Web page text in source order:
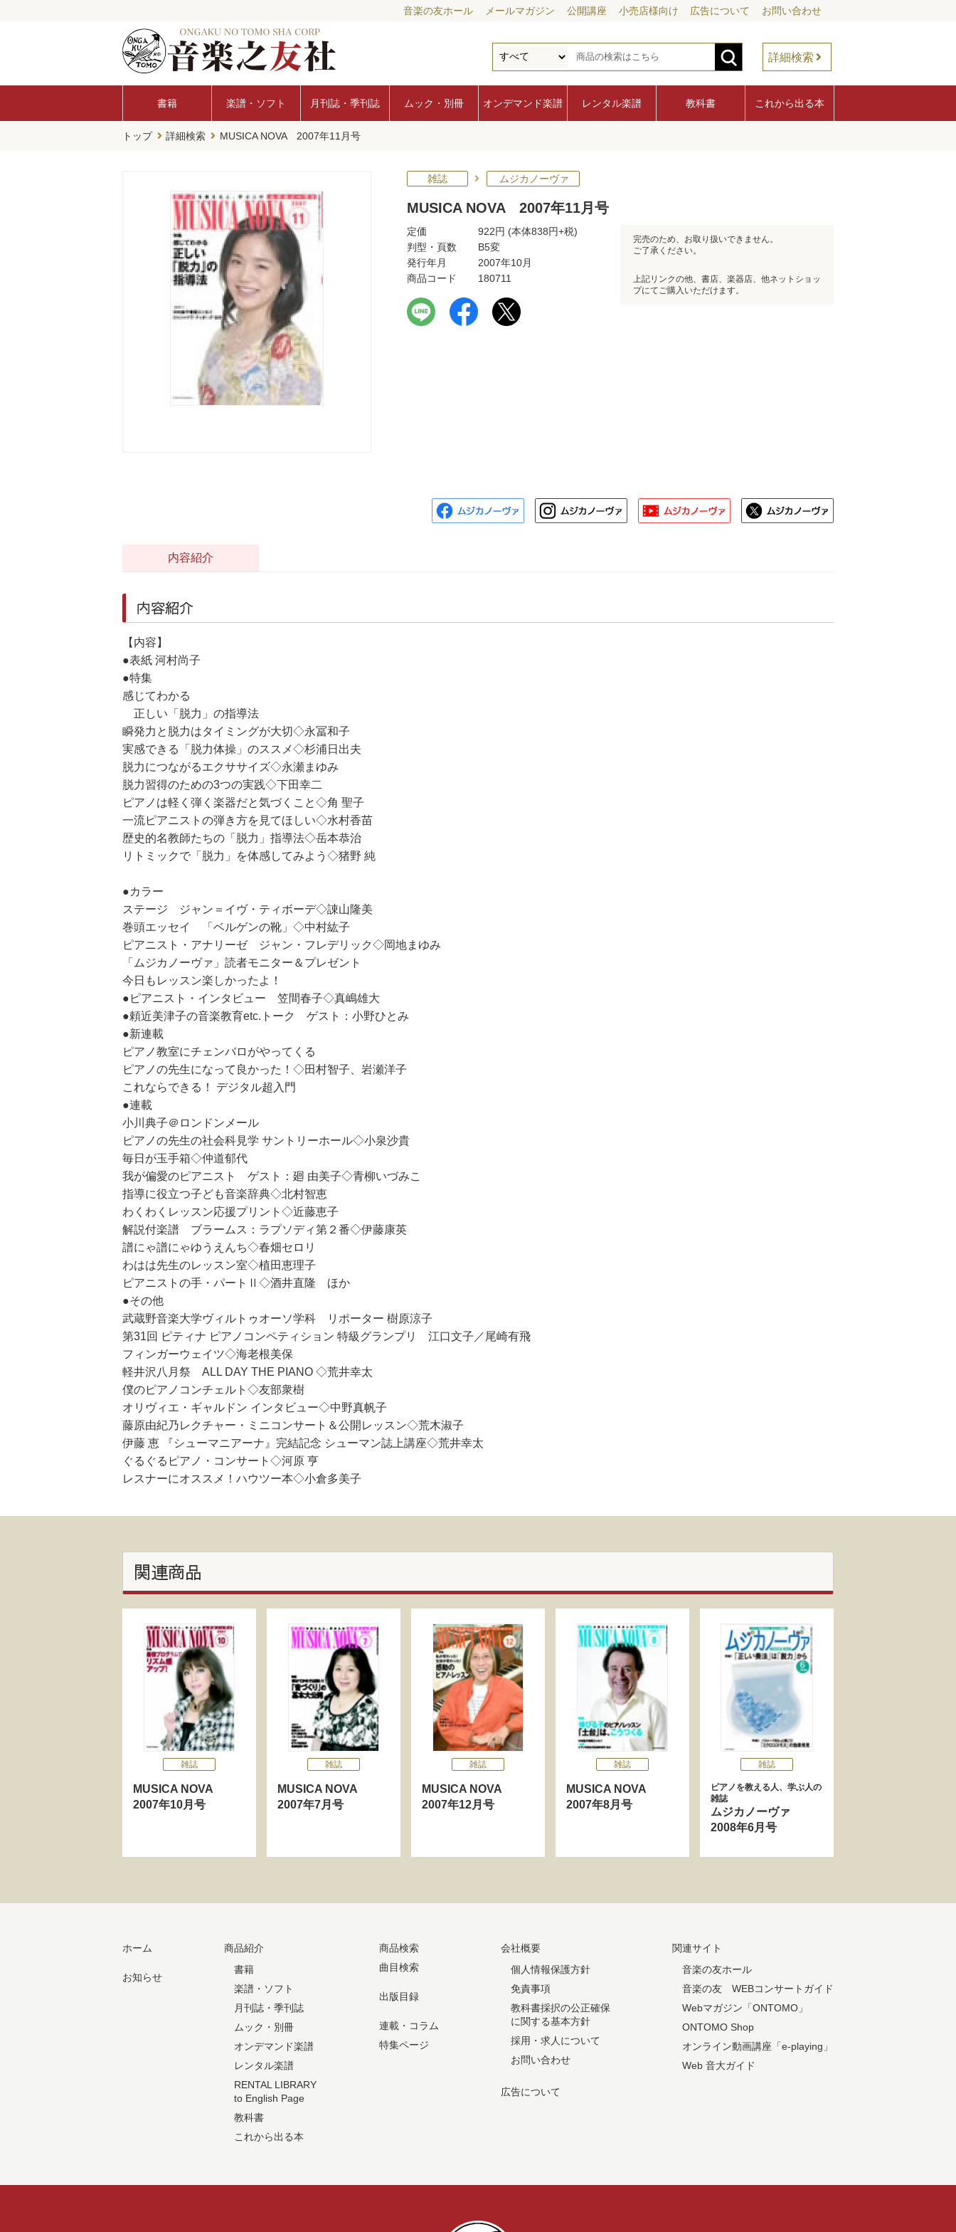
音楽の友ホール メールマガジン 公開講座 小売店様向け 広告について お問い合わせ
詳細検索
書籍 楽譜・ソフト 月刊誌・季刊誌 ムック・別冊 オンデマンド楽譜 レンタル楽譜 教科書 これから出る本
トップ 詳細検索 MUSICA NOVA 2007年11月号
雑誌 ムジカノーヴァ
MUSICA NOVA 2007年11月号
定価 922円 (本体838円+税)
判型・頁数
B5変
発行年月
2007年10月
商品コード
180711
完売のため、お取り扱いできません。
ご了承ください。
上記リンクの他、書店、楽器店、他ネットショッ
プにてご購入いただけます。
内容紹介
内容紹介
【内容】
●表紙 河村尚子
●特集
感じてわかる
正しい「脱力」の指導法
瞬発力と脱力はタイミングが大切◇永冨和子
実感できる「脱力体操」のススメ◇杉浦日出夫
脱力につながるエクササイズ◇永瀬まゆみ
脱力習得のための3つの実践◇下田幸二
ピアノは軽く弾く楽器だと気づくこと◇角 聖子
一流ピアニストの弾き方を見てほしい◇水村香苗
歴史的名教師たちの「脱力」指導法◇岳本恭治
リトミックで「脱力」を体感してみよう◇猪野 純
●カラー
ステージ ジャン＝イヴ・ティボーデ◇諌山隆美
巻頭エッセイ 「ベルゲンの靴」◇中村紘子
ピアニスト・アナリーゼ ジャン・フレデリック◇岡地まゆみ
「ムジカノーヴァ」読者モニター＆プレゼント
今日もレッスン楽しかったよ！
●ピアニスト・インタビュー 笠間春子◇真嶋雄大
●頼近美津子の音楽教育etc.トーク ゲスト：小野ひとみ
●新連載
ピアノ教室にチェンバロがやってくる
ピアノの先生になって良かった！◇田村智子、岩瀬洋子
これならできる！ デジタル超入門
●連載
小川典子＠ロンドンメール
ピアノの先生の社会科見学 サントリーホール◇小泉沙貴
毎日が玉手箱◇仲道郁代
我が偏愛のピアニスト ゲスト：廻 由美子◇青柳いづみこ
指導に役立つ子ども音楽辞典◇北村智恵
わくわくレッスン応援プリント◇近藤恵子
解説付楽譜 ブラームス：ラプソディ第２番◇伊藤康英
譜にゃ譜にゃゆうえんち◇春畑セロリ
わはは先生のレッスン室◇植田恵理子
ピアニストの手・パートⅡ◇酒井直隆 ほか
●その他
武蔵野音楽大学ヴィルトゥオーソ学科 リポーター 樹原涼子
第31回 ピティナ ピアノコンペティション 特級グランプリ 江口文子／尾崎有飛
フィンガーウェイツ◇海老根美保
軽井沢八月祭 ALL DAY THE PIANO ◇荒井幸太
僕のピアノコンチェルト◇友部衆樹
オリヴィエ・ギャルドン インタビュー◇中野真帆子
藤原由紀乃レクチャー・ミニコンサート＆公開レッスン◇荒木淑子
伊藤 恵 『シューマニアーナ』完結記念 シューマン誌上講座◇荒井幸太
ぐるぐるピアノ・コンサート◇河原 亨
レスナーにオススメ！ハウツー本◇小倉多美子
関連商品
雑誌
MUSICA NOVA
2007年10月号
雑誌
MUSICA NOVA
2007年7月号
雑誌
MUSICA NOVA
2007年12月号
雑誌
MUSICA NOVA
2007年8月号
雑誌
ピアノを教える人、学ぶ人の
雑誌
ムジカノーヴァ
2008年6月号
ホーム
お知らせ
商品紹介
書籍
楽譜・ソフト
月刊誌・季刊誌
ムック・別冊
オンデマンド楽譜
レンタル楽譜
RENTAL LIBRARY
to English Page
教科書
これから出る本
商品検索
曲目検索
出版目録
連載・コラム
特集ページ
会社概要
個人情報保護方針
免責事項
教科書採択の公正確保
に関する基本方針
採用・求人について
お問い合わせ
広告について
関連サイト
音楽の友ホール
音楽の友 WEBコンサートガイド
Webマガジン「ONTOMO」
ONTOMO Shop
オンライン動画講座「e-playing」
Web 音大ガイド